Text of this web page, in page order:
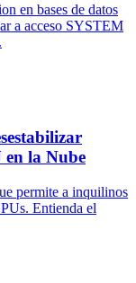
en bases de datos
a acceso SYSTEM
en la Nube
permite a inquilinos
Entienda el